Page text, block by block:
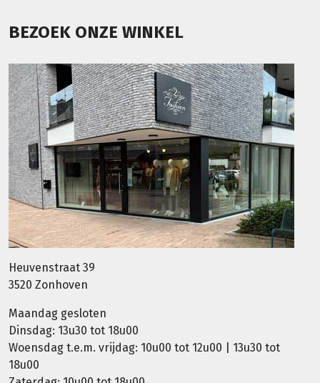
BEZOEK ONZE WINKEL
Heuvenstraat 39
3520 Zonhoven
Maandag gesloten
Dinsdag: 13u30 tot 18u00
Woensdag t.e.m. vrijdag: 10u00 tot 12u00 | 13u30 tot
18u00